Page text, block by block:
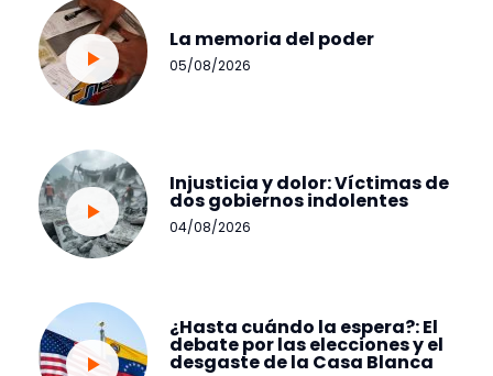
La memoria del poder
05/08/2026
Injusticia y dolor: Víctimas de
dos gobiernos indolentes
04/08/2026
¿Hasta cuándo la espera?: El
debate por las elecciones y el
desgaste de la Casa Blanca